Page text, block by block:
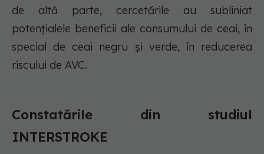
de altă parte, cercetările au subliniat
potențialele beneficii ale consumului de ceai, în
special de ceai negru și verde, în reducerea
riscului de AVC.
Constatările din studiul
INTERSTROKE